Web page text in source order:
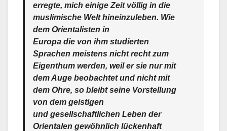
erregte, mich einige Zeit völlig in die
muslimische Welt hineinzuleben. Wie
dem Orientalisten in
Europa die von ihm studierten
Sprachen meistens nicht recht zum
Eigenthum werden, weil er sie nur mit
dem Auge beobachtet und nicht mit
dem Ohre, so bleibt seine Vorstellung
von dem geistigen
und gesellschaftlichen Leben der
Orientalen gewöhnlich lückenhaft